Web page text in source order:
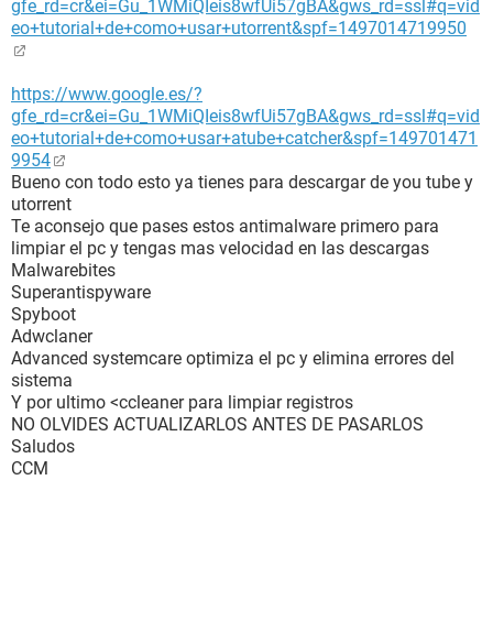
gfe_rd=cr&ei=Gu_1WMiQIeis8wfUi57gBA&gws_rd=ssl#q=vid
eo+tutorial+de+como+usar+utorrent&spf=1497014719950
https://www.google.es/?
gfe_rd=cr&ei=Gu_1WMiQIeis8wfUi57gBA&gws_rd=ssl#q=vid
eo+tutorial+de+como+usar+atube+catcher&spf=149701471
9954
Bueno con todo esto ya tienes para descargar de you tube y
utorrent
Te aconsejo que pases estos antimalware primero para
limpiar el pc y tengas mas velocidad en las descargas
Malwarebites
Superantispyware
Spyboot
Adwclaner
Advanced systemcare optimiza el pc y elimina errores del
sistema
Y por ultimo <ccleaner para limpiar registros
NO OLVIDES ACTUALIZARLOS ANTES DE PASARLOS
Saludos
CCM